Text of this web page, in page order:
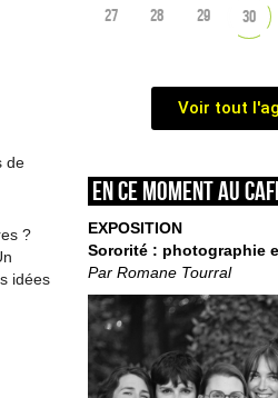
de
?
idées
27 28 29 30
Voir tout
En ce moment au
EXPOSITION
Sororité : photographie
Par Romane Tourral